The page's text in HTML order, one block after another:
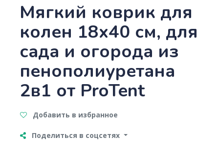
Мягкий коврик для
колен 18х40 см, для
сада и огорода из
пенополиуретана
2в1 от ProTent
Добавить в избранное
Поделиться в соцсетях